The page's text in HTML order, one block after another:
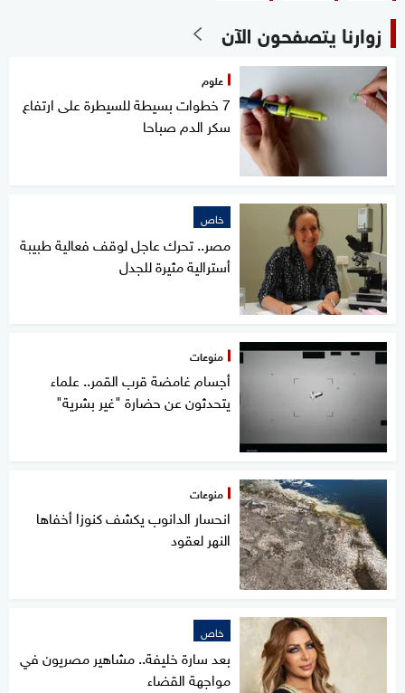
زوارنا يتصفحون الآن
علوم
7 خطوات بسيطة للسيطرة على ارتفاع
سكر الدم صباحا
خاص
مصر.. تحرك عاجل لوقف فعالية طبيبة
أسترالية مثيرة للجدل
منوعات
أجسام غامضة قرب القمر.. علماء
يتحدثون عن حضارة "غير بشرية"
منوعات
انحسار الدانوب يكشف كنوزا أخفاها
النهر لعقود
خاص
بعد سارة خليفة.. مشاهير مصريون في
مواجهة القضاء